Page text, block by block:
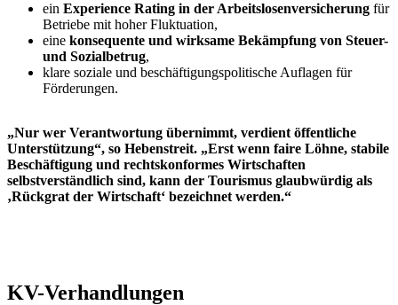
ein Experience Rating in der Arbeitslosenversicherung für
Betriebe mit hoher Fluktuation,
eine konsequente und wirksame Bekämpfung von Steuer-
und Sozialbetrug,
klare soziale und beschäftigungspolitische Auflagen für
Förderungen.
„Nur wer Verantwortung übernimmt, verdient öffentliche
Unterstützung“, so Hebenstreit. „Erst wenn faire Löhne, stabile
Beschäftigung und rechtskonformes Wirtschaften
selbstverständlich sind, kann der Tourismus glaubwürdig als
‚Rückgrat der Wirtschaft‘ bezeichnet werden.“
KV-Verhandlungen